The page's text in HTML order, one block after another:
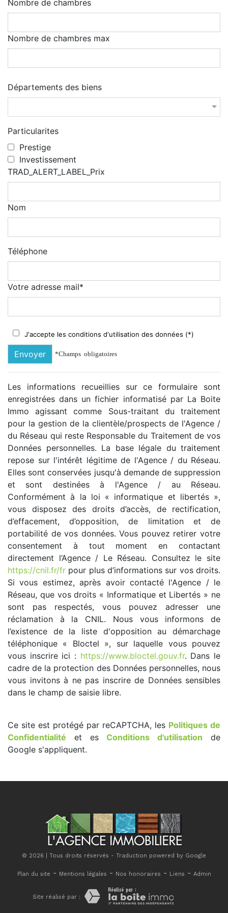
Nombre de chambres
Nombre de chambres max
Départements des biens
Particularites
Prestige
Investissement
TRAD_ALERT_LABEL_Prix
Nom
Téléphone
Votre adresse mail*
J'accepte les conditions d'utilisation des données (*)
Envoyer *Champs obligatoires
Les informations recueillies sur ce formulaire sont
enregistrées dans un fichier informatisé par La Boite
Immo agissant comme Sous-traitant du traitement
pour la gestion de la clientèle/prospects de l'Agence /
du Réseau qui reste Responsable du Traitement de vos
Données personnelles. La base légale du traitement
repose sur l'intérêt légitime de l'Agence / du Réseau.
Elles sont conservées jusqu'à demande de suppression
et sont destinées à l'Agence / au Réseau.
Conformément à la loi « informatique et libertés »,
vous disposez des droits d’accès, de rectification,
d’effacement, d’opposition, de limitation et de
portabilité de vos données. Vous pouvez retirer votre
consentement à tout moment en contactant
directement l’Agence / Le Réseau. Consultez le site
https://cnil.fr/fr pour plus d’informations sur vos droits.
Si vous estimez, après avoir contacté l'Agence / le
Réseau, que vos droits « Informatique et Libertés » ne
sont pas respectés, vous pouvez adresser une
réclamation à la CNIL. Nous vous informons de
l’existence de la liste d'opposition au démarchage
téléphonique « Bloctel », sur laquelle vous pouvez
vous inscrire ici : https://www.bloctel.gouv.fr. Dans le
cadre de la protection des Données personnelles, nous
vous invitons à ne pas inscrire de Données sensibles
dans le champ de saisie libre.
Ce site est protégé par reCAPTCHA, les Politiques de
Confidentialité et esConditions d'utilisation de
Google s'appliquent.
© 2026 | Tous droits réservés - Traduction powered by Google
Plan du site - Mentions légales - Nos honoraires - Liens - Admin
Site réalisé par :